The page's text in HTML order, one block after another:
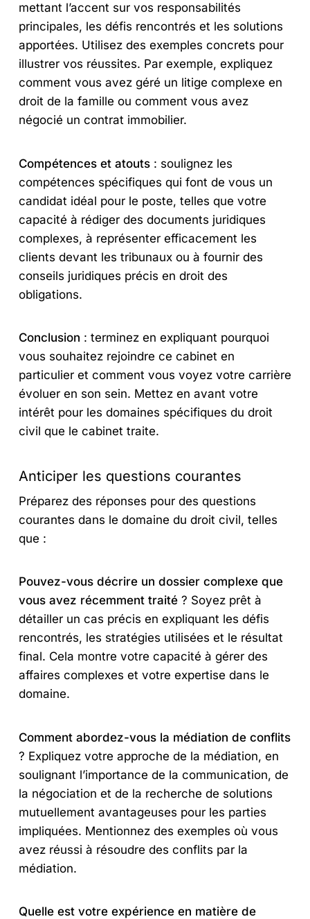
mettant l’accent sur vos responsabilités
principales, les défis rencontrés et les solutions
apportées. Utilisez des exemples concrets pour
illustrer vos réussites. Par exemple, expliquez
comment vous avez géré un litige complexe en
droit de la famille ou comment vous avez
négocié un contrat immobilier.
Compétences et atouts: soulignez les
compétences spécifiques qui font de vous un
candidat idéal pour le poste, telles que votre
capacité à rédiger des documents juridiques
complexes, à représenter efficacement les
clients devant les tribunaux ou à fournir des
conseils juridiques précis en droit des
obligations.
Conclusion : terminez en expliquant pourquoi
vous souhaitez rejoindre ce cabinet en
particulier et comment vous voyez votre carrière
évoluer en son sein. Mettez en avant votre
intérêt pour les domaines spécifiques du droit
civil que le cabinet traite.
Anticiper les questions courantes
Préparez des réponses pour des questions
courantes dans le domaine du droit civil, telles
que :
Pouvez-vous décrire un dossier complexe que
vous avez récemment traité? Soyez prêt à
détailler un cas précis en expliquant les défis
rencontrés, les stratégies utilisées et le résultat
final. Cela montre votre capacité à gérer des
affaires complexes et votre expertise dans le
domaine.
Comment abordez-vous la médiation de conflits
? Expliquez votre approche de la médiation, en
soulignant l’importance de la communication, de
la négociation et de la recherche de solutions
mutuellement avantageuses pour les parties
impliquées. Mentionnez des exemples où vous
avez réussi à résoudre des conflits par la
médiation.
Quelle est votre expérience en matière de